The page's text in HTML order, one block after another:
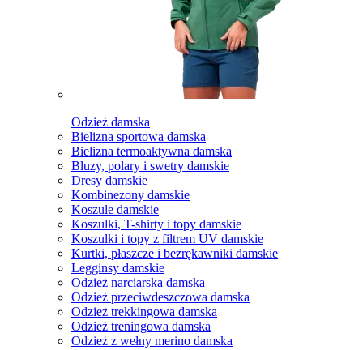
Odzież damska
Bielizna sportowa damska
Bielizna termoaktywna damska
Bluzy, polary i swetry damskie
Dresy damskie
Kombinezony damskie
Koszule damskie
Koszulki, T-shirty i topy damskie
Koszulki i topy z filtrem UV damskie
Kurtki, płaszcze i bezrękawniki damskie
Legginsy damskie
Odzież narciarska damska
Odzież przeciwdeszczowa damska
Odzież trekkingowa damska
Odzież treningowa damska
Odzież z wełny merino damska